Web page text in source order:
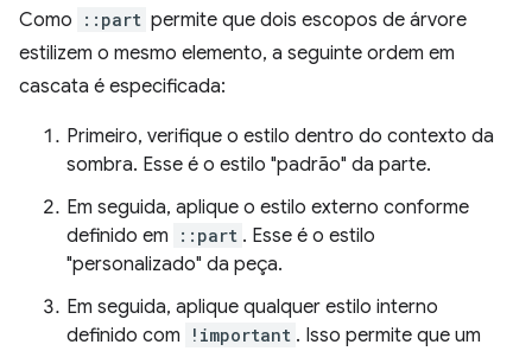
Como ::part permite que dois escopos de árvore
estilizem o mesmo elemento, a seguinte ordem em
cascata é especificada:
Primeiro, verifique o estilo dentro do contexto da
sombra. Esse é o estilo "padrão" da parte.
Em seguida, aplique o estilo externo conforme
definido em
::part . Esse é o estilo
"personalizado" da peça.
Em seguida, aplique qualquer estilo interno
definido com
!important . Isso permite que um